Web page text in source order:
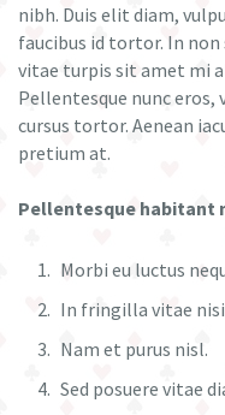
nibh. Duis elit diam,
faucibus id tortor. In non
vitae turpis sit amet mi
Pellentesque nunc
cursus tortor. Aenean
pretium at.
Pellentesque habitant
Morbi eu luctus
In fringilla vitae
Nam et purus nisl.
Sed posuere vitae